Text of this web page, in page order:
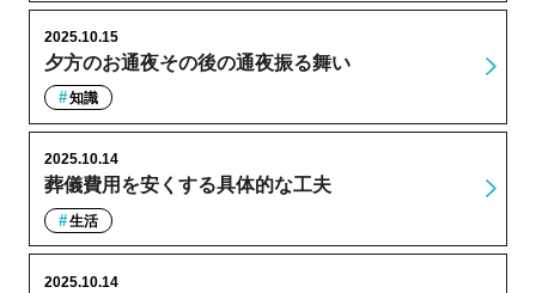
夕方のお通夜その後の通夜振る舞い
2025.10.15
知識
葬儀費用を安くする具体的な工夫
2025.10.14
生活
2025.10.14